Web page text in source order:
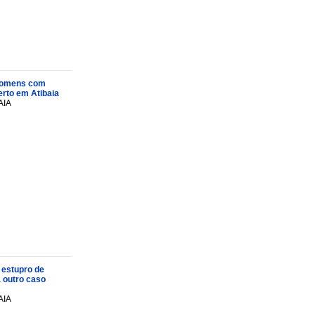
com
em Atibaia
de
outro caso